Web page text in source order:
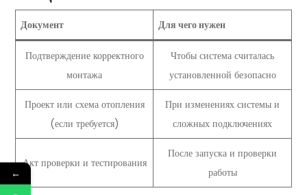
Документ Для чего нужен
Подтверждение корректного
монтажа
Чтобы система считалась
установленной безопасно
Проект или схема отопления
(если требуется)
При изменениях системы и
сложных подключениях
Акт проверки и тестирования
После запуска и проверки
работы
←